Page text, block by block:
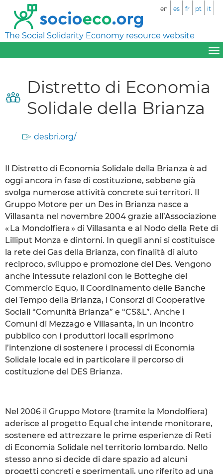
The Social Solidarity Economy resource website
en es fr pt it
Distretto di Economia
Solidale della Brianza
desbri.org/
Il Distretto di Economia Solidale della Brianza è ad
oggi ancora in fase di costituzione, sebbene già
svolga numerose attività concrete sui territori. Il
Gruppo Motore per un Des in Brianza nasce a
Villasanta nel novembre 2004 grazie all’Associazione
« La Mondolfiera » di Villasanta e al Nodo della Rete di
Lilliput Monza e dintorni. In quegli anni si costituisce
la rete dei Gas della Brianza, con finalità di aiuto
reciproco, sviluppo e promozione del Des. Vengono
anche intessute relazioni con le Botteghe del
Commercio Equo, il Coordinamento delle Banche
del Tempo della Brianza, i Consorzi di Cooperative
Sociali “Comunità Brianza” e “CS&L”. Anche i
Comuni di Mezzago e Villasanta, in un incontro
pubblico con i produttori locali esprimono
l’intenzione di sostenere i processi di Economia
Solidale locale ed in particolare il percorso di
costituzione del DES Brianza.
Nel 2006 il Gruppo Motore (tramite la Mondolfiera)
aderisce al progetto Equal che intende monitorare,
sostenere ed attrezzare le prime esperienze di Reti
di Economia Solidale nel territorio lombardo. Nello
stesso anno si decide di dare spazio ad alcuni
progetti concreti e sperimentali, uno riferito ad una